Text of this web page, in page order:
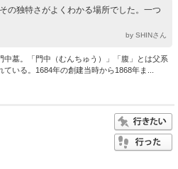
の独特さがよくわかる場所でした。一つ
by SHINさん
墓。「門中（むんちゅう）」「腹」とは父系
いる。1684年の創建当時から1868年ま...